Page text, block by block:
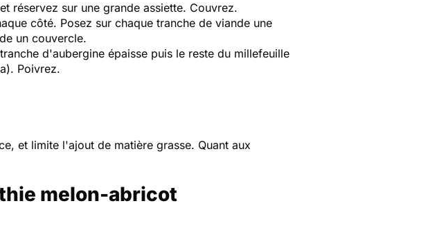
réservez sur une grande assiette. Couvrez.
côté. Posez sur chaque tranche de viande une
un couvercle.
d'aubergine épaisse puis le reste du millefeuille
Poivrez.
et limite l'ajout de matière grasse. Quant aux
melon-abricot